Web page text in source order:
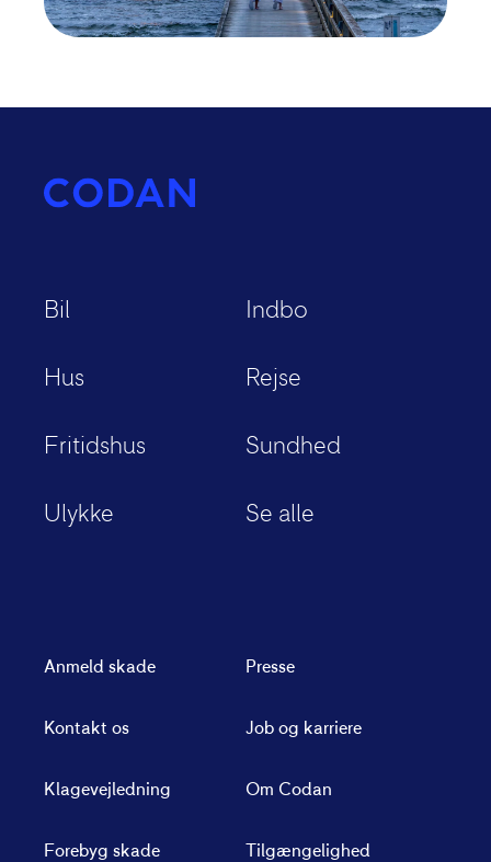
Bil Indbo
Hus Rejse
Fritidshus Sundhed
Ulykke Se alle
Anmeld skade
Kontakt os
Klagevejledning
Forebyg skade
Presse
Job og karriere
Om Codan
Tilgængelighed